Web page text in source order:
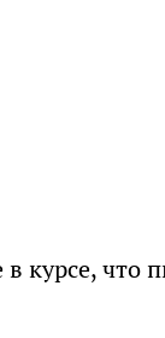
курсе, что